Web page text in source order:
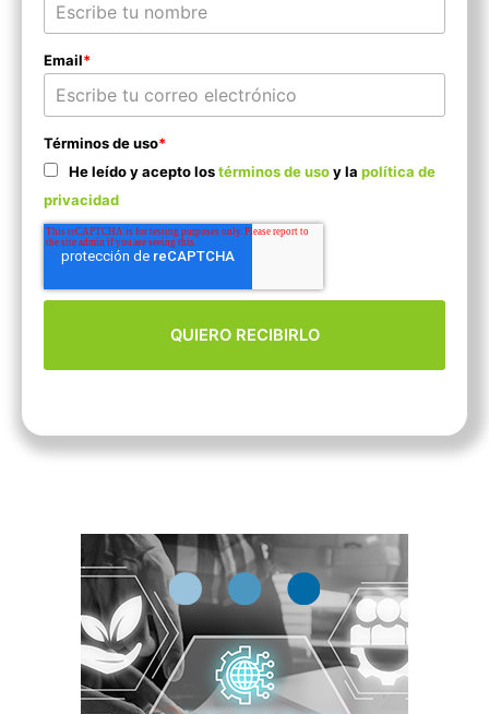
Email*
Términos de uso*
He leído y acepto lostérminos de usoy la política de
privacidad